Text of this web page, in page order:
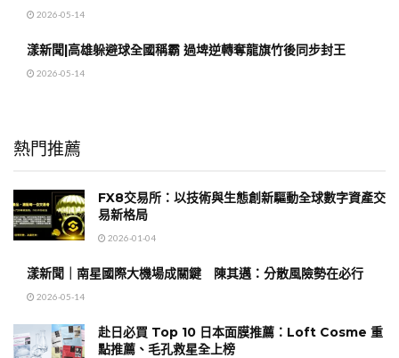
2026-05-14
漾新聞|高雄躲避球全國稱霸 過埤逆轉奪龍旗竹後同步封王
2026-05-14
熱門推薦
FX8交易所：以技術與生態創新驅動全球數字資產交
易新格局
2026-01-04
漾新聞｜南星國際大機場成關鍵 陳其邁：分散風險勢在必行
2026-05-14
赴日必買 Top 10 日本面膜推薦：Loft Cosme 重
點推薦、毛孔救星全上榜